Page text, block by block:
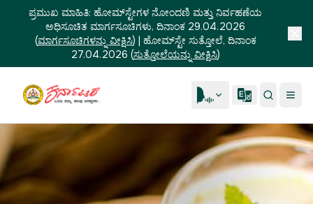
ಪ್ರಮುಖ ಮಾಹಿತಿ: ಹೋಮ್‌ಸ್ಟೇಗಳ ನೋಂದಣಿ ಮತ್ತು ನಿರ್ವಹಣೆಯ
ಅಧಿಸೂಚಿತ ಮಾರ್ಗಸೂಚಿಗಳು, ದಿನಾಂಕ 29.04.2026
(ಮಾರ್ಗಸೂಚಿಗಳನ್ನು ವೀಕ್ಷಿಸಿ) | ಹೋಮ್‌ಸ್ಟೇ ಸುತ್ತೋಲೆ, ದಿನಾಂಕ
27.04.2026 (ಸುತ್ತೋಲೆಯನ್ನು ವೀಕ್ಷಿಸಿ)